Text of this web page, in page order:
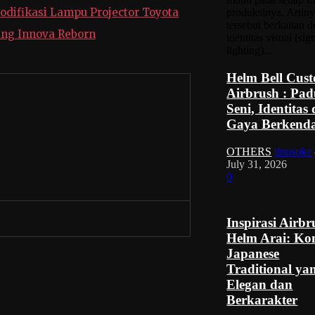
Lampu Projector Toyota
Innova Reborn
Helm Bell
Airbrush :
Seni, Identitas
Gaya
OTHERS tinusoke
July 31, 2026
0
Inspirasi
Helm Arai:
Japanese
Traditional
Elegan dan
Berkarakter